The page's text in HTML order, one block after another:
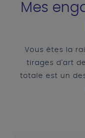
Mes
Vous êtes la
tirages d'art
totale est un